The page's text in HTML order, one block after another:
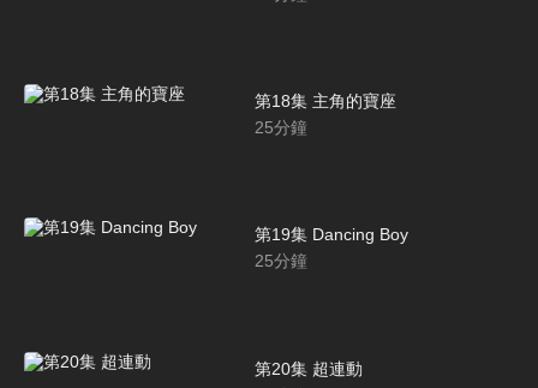
第18集 主角的寶座
25分鐘
第19集 Dancing Boy
25分鐘
第20集 超連動